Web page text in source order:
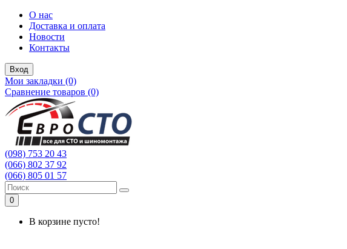
О нас
Доставка и оплата
Новости
Контакты
Вход
Мои закладки (0)
Сравнение товаров (0)
(098) 753 20 43
(066) 802 37 92
(066) 805 01 57
0
В корзине пусто!